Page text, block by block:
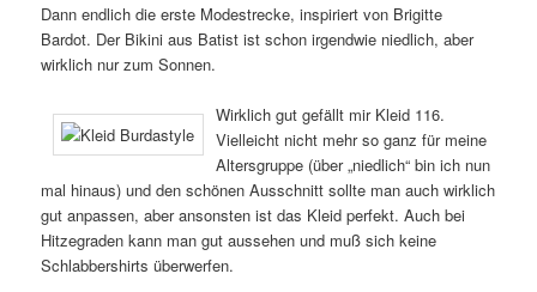
Dann endlich die erste Modestrecke, inspiriert von Brigitte
Bardot. Der Bikini aus Batist ist schon irgendwie niedlich, aber
wirklich nur zum Sonnen.
Wirklich gut gefällt mir Kleid 116.
Vielleicht nicht mehr so ganz für meine
Altersgruppe (über „niedlich“ bin ich nun
mal hinaus) und den schönen Ausschnitt sollte man auch wirklich
gut anpassen, aber ansonsten ist das Kleid perfekt. Auch bei
Hitzegraden kann man gut aussehen und muß sich keine
Schlabbershirts überwerfen.